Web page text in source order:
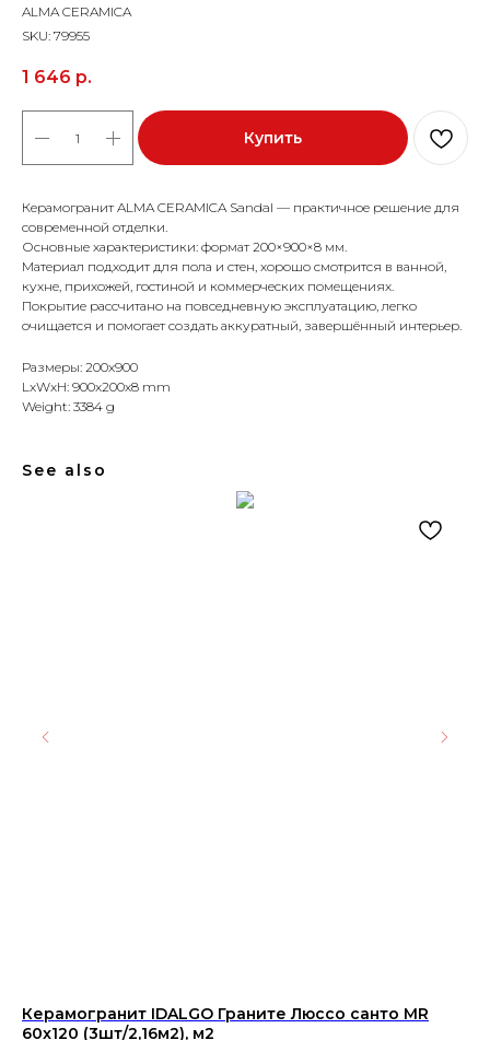
ALMA CERAMICA
SKU: 79955
1 646 р.
Купить
Керамогранит ALMA CERAMICA Sandal — практичное решение для
современной отделки.
Основные характеристики: формат 200×900×8 мм.
Материал подходит для пола и стен, хорошо смотрится в ванной,
кухне, прихожей, гостиной и коммерческих помещениях.
Покрытие рассчитано на повседневную эксплуатацию, легко
очищается и помогает создать аккуратный, завершённый интерьер.
Размеры: 200x900
LxWxH: 900x200x8 mm
Weight: 3384 g
See also
Керамогранит IDALGO Граните Люссо санто MR
60x120 (3шт/2,16м2), м2